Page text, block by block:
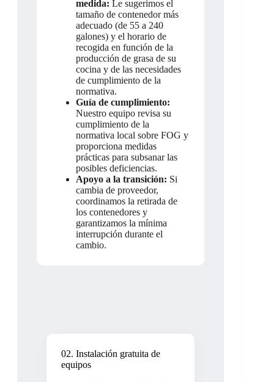
medida: Le sugerimos el
tamaño de contenedor más
adecuado (de 55 a 240
galones) y el horario de
recogida en función de la
producción de grasa de su
cocina y de las necesidades
de cumplimiento de la
normativa.
Guía de cumplimiento:
Nuestro equipo revisa su
cumplimiento de la
normativa local sobre FOG y
proporciona medidas
prácticas para subsanar las
posibles deficiencias.
Apoyo a la transición: Si
cambia de proveedor,
coordinamos la retirada de
los contenedores y
garantizamos la mínima
interrupción durante el
cambio.
02. Instalación gratuita de
equipos